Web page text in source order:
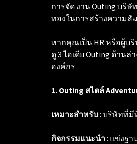
การจัด งาน Outing บริ
ทองในการสร้างความสั
หากคุณเป็น HR หรือผู้บ
ดู 3 ไอเดีย Outing ด้า
องค์กร
1. Outing สไตล์
เหมาะสำหรับ: บริษัทที่มี
กิจกรรมแนะนำ: แข่งฐ